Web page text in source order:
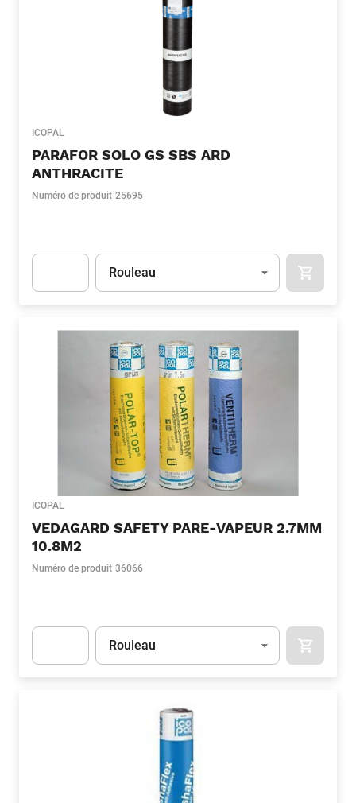
ICOPAL
PARAFOR SOLO GS SBS ARD
ANTHRACITE
Numéro de produit 25695
Unité
Rouleau
ICOPAL
VEDAGARD SAFETY PARE-VAPEUR 2.7MM
10.8M2
Numéro de produit 36066
Unité
Rouleau